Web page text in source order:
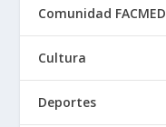
Comunidad FACMED
Cultura
Deportes